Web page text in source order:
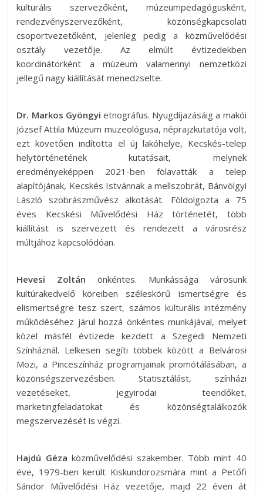
kulturális szervezőként, múzeumpedagógusként,
rendezvényszervezőként, közönségkapcsolati
csoportvezetőként, jelenleg pedig a közművelődési
osztály vezetője. Az elmúlt évtizedekben
koordinátorként a múzeum valamennyi nemzetközi
jellegű nagy kiállítását menedzselte.
Dr. Markos Gyöngyi etnográfus. Nyugdíjazásáig a makói
József Attila Múzeum muzeológusa, néprajzkutatója volt,
ezt követően indította el új lakóhelye, Kecskés-telep
helytörténetének kutatásait, melynek
eredményeképpen 2021-ben fölavatták a telep
alapítójának, Kecskés Istvánnak a mellszobrát, Bánvölgyi
László szobrászművész alkotását. Földolgozta a 75
éves Kecskési Művelődési Ház történetét, több
kiállítást is szervezett és rendezett a városrész
múltjához kapcsolódóan.
Hevesi Zoltán önkéntes. Munkássága városunk
kultúrakedvelő köreiben széleskörű ismertségre és
elismertségre tesz szert, számos kulturális intézmény
működéséhez járul hozzá önkéntes munkájával, melyet
közel másfél évtizede kezdett a Szegedi Nemzeti
Színháznál. Lelkesen segíti többek között a Belvárosi
Mozi, a Pinceszínház programjainak promótálásában, a
közönségszervezésben. Statisztálást, színházi
vezetéseket, jegyirodai teendőket,
marketingfeladatokat és közönségtalálkozók
megszervezését is végzi.
Hajdú Géza közművelődési szakember. Több mint 40
éve, 1979-ben került Kiskundorozsmára mint a Petőfi
Sándor Művelődési Ház vezetője, majd 22 éven át